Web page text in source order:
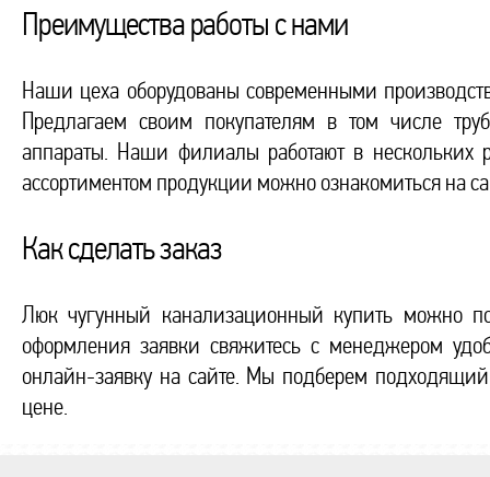
Преимущества работы с нами
Наши цеха оборудованы современными
Предлагаем своим покупателям в том числе
аппараты. Наши филиалы работают в нескольких
ассортиментом продукции можно ознакомиться на
Как сделать заказ
Люк чугунный канализационный купить можно
оформления заявки свяжитесь с менеджером
онлайн-заявку на сайте. Мы подберем
цене.